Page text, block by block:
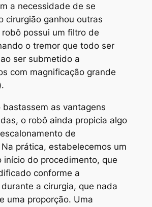
a necessidade de se
cirurgião ganhou outras
possui um filtro de
o tremor que todo ser
ser submetido a
com magnificação grande
bastassem as vantagens
o robô ainda propicia algo
de
prática, estabelecemos um
início do procedimento, que
conforme a
a cirurgia, que nada
uma proporção. Uma